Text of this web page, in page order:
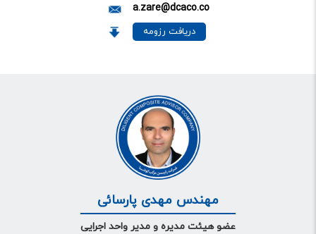
a.zare@dcaco.co
دریافت رزومه
مهندس مهدی پارسائی
عضو هیئت مدیره و مدیر واحد اجرایی